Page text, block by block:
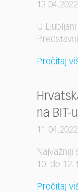
13.04.2022
U
Pročitaj
na BIT-u
11.04.2022
Najvažniji
10. do 12.
Pročitaj